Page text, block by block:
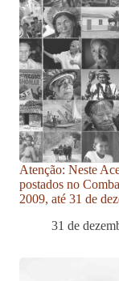
Atenção: Neste
postados no
2009, até 31 de
31 de